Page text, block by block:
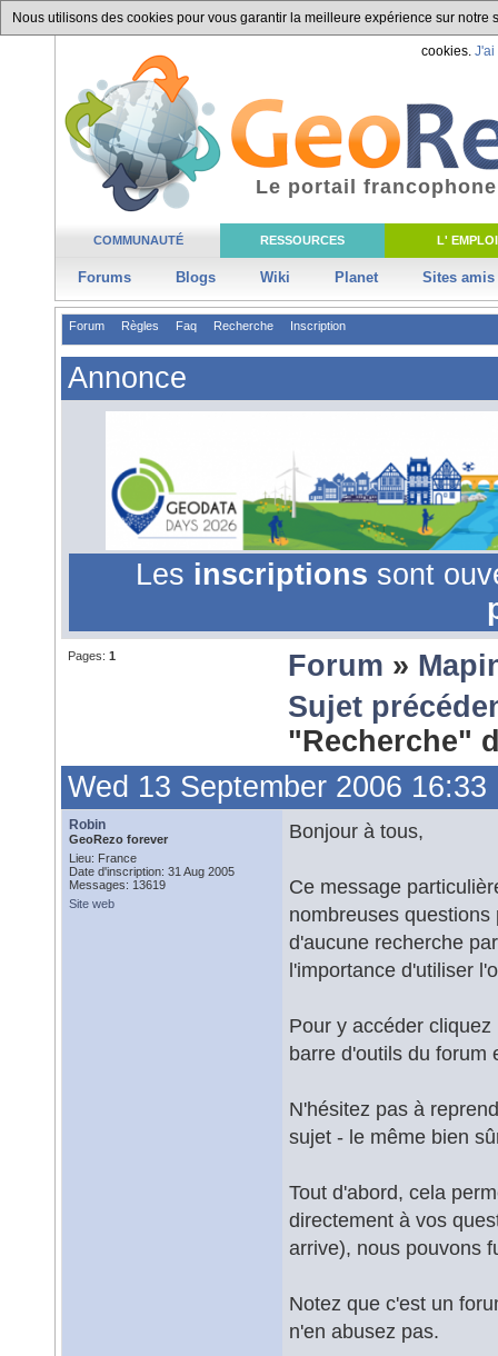
Nous utilisons des cookies pour vous garantir la meilleure expérience sur
cookies. J'ai
COMMUNAUTÉ RESSOURCES L' EMPLOI
Forums Blogs Wiki Planet Sites amis
Le portail
Forum Règles Faq Recherche Inscription
Annonce
Les inscriptions sont
Pages: 1 Forum »
Sujet
"Recherche"
Wed 13 September 2006 16:33
Robin
GeoRezo forever
Lieu: France
Date d'inscription: 31 Aug 2005
Messages: 13619
Site web
Bonjour à tous,
Ce message
nombreuses
d'aucune recherche
l'importance d'utiliser
Pour y accéder
barre d'outils du forum
N'hésitez pas à
sujet - le même bien
Tout d'abord, cela
directement à vos
arrive), nous pouvons
Notez que c'est un
n'en abusez pas.